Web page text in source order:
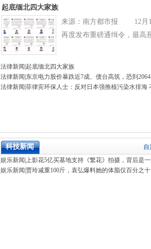
起底缅北四大家族
来源：南方都市报 12月
再度发布重磅通缉令，最高
法律新闻 起底缅北四大家族
法律新闻 东京电力股价暴跌近7成、债台高筑，恐到
法律新闻 菲律宾环保人士：反对日本强推核污染水排海
自
科技新闻
娱乐新闻 上影花5亿买基地支持《繁花》拍摄，背后是
娱乐新闻 贾玲减重100斤，袁弘爆料她的体脂仅百分之